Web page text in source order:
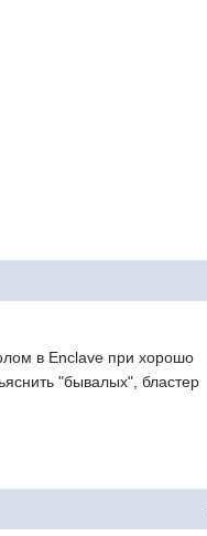
в Enclave при хорошо
"бывалых", бластер